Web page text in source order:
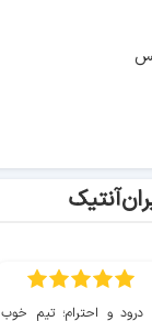
درود و احترام؛ تیم خوب